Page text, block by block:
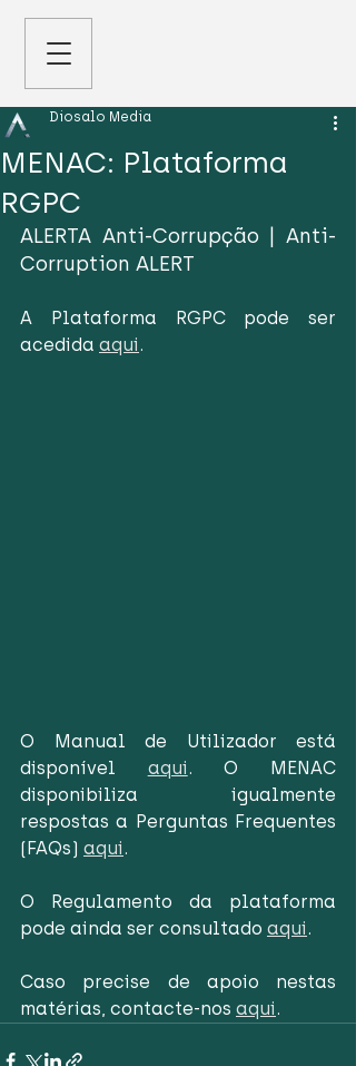
MENAC: Plataforma
RGPC
Diosalo Media
ALERTA Anti-Corrupção | Anti-
Corruption ALERT
A Plataforma RGPC pode ser
acedida aqui.
O Manual de Utilizador está
disponível aqui. O MENAC
disponibiliza igualmente
respostas a Perguntas Frequentes
(FAQs) aqui.
O Regulamento da plataforma
pode ainda ser consultado aqui.
Caso precise de apoio nestas
matérias, contacte-nos aqui.